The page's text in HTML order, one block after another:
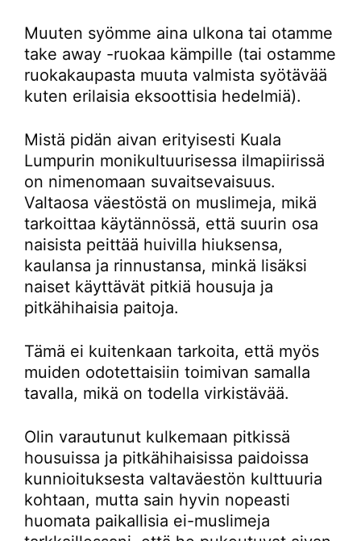
Muuten syömme aina ulkona tai otamme
take away -ruokaa kämpille (tai ostamme
ruokakaupasta muuta valmista syötävää
kuten erilaisia eksoottisia hedelmiä).
Mistä pidän aivan erityisesti Kuala
Lumpurin monikultuurisessa ilmapiirissä
on nimenomaan suvaitsevaisuus.
Valtaosa väestöstä on muslimeja, mikä
tarkoittaa käytännössä, että suurin osa
naisista peittää huivilla hiuksensa,
kaulansa ja rinnustansa, minkä lisäksi
naiset käyttävät pitkiä housuja ja
pitkähihaisia paitoja.
Tämä ei kuitenkaan tarkoita, että myös
muiden odotettaisiin toimivan samalla
tavalla, mikä on todella virkistävää.
Olin varautunut kulkemaan pitkissä
housuissa ja pitkähihaisissa paidoissa
kunnioituksesta valtaväestön kulttuuria
kohtaan, mutta sain hyvin nopeasti
huomata paikallisia ei-muslimeja